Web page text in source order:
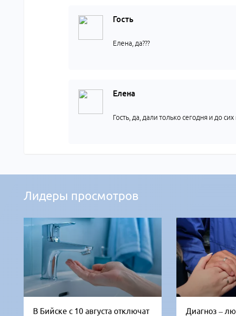
Гость
Елена, да???
Елена
Гость, да, дали только сегодня и до
Лидеры просмотров
В Бийске с 10 августа отключат
Диагноз –